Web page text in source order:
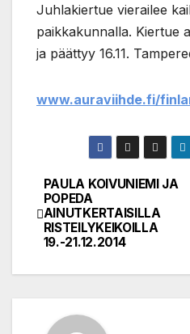
Juhlakiertue vierailee
paikkakunnalla. Kiertue
ja päättyy 16.11.
www.auraviihde.fi/
Post
navigation
PAULA KOIVUNIEMI JA
POPEDA
AINUTKERTAISILLA
RISTEILYKEIKOILLA
19.-21.12.2014